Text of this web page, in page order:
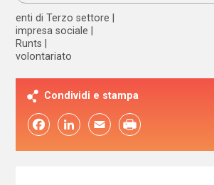
enti di Terzo settore
impresa sociale
Runts
volontariato
Condividi e stampa
FacebookLinkedIn Email